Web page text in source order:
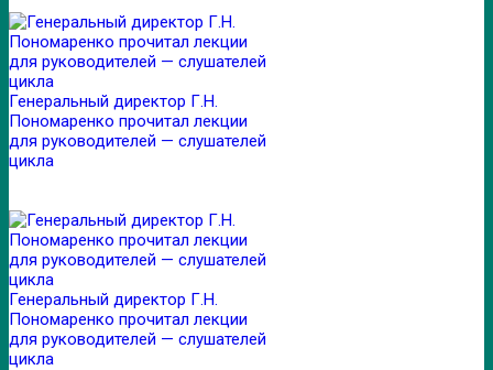
Генеральный директор Г.Н.
Пономаренко прочитал лекции
для руководителей — слушателей
цикла
Генеральный директор Г.Н.
Пономаренко прочитал лекции
для руководителей — слушателей
цикла